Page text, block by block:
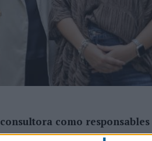
DE INUSUALY PARA CERVEZA CAPAZ
QUE CELEBRA SU REGRESO A PRIMERA
como